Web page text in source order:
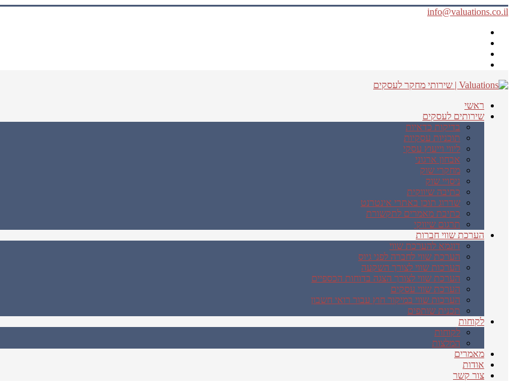
info@valuations.co.il
ראשי
שירותים לעסקים
בדיקות כדאיות
תוכניות עסקיות
ליווי וייעוץ עסקי
אבחון ארגוני
מחקרי שוק
ניסויי שוק
כתיבה שיווקית
שדרוג תוכן באתרי אינטרנט
כתיבת מאמרים לתקשורת
תרגום שיווקי
הערכת שווי חברות
דוגמא להערכת שווי
הערכת שווי לחברה לפני גיוס
הערכות שווי לצורך השקעה
הערכת שווי לצורך הצגה בדוחות הכספיים
הערכת שווי עסקים
הערכות שווי במיקור חוץ עבור רואי חשבון
תכנית שותפים
לקוחות
לקוחות
המלצות
מאמרים
אודות
צור קשר